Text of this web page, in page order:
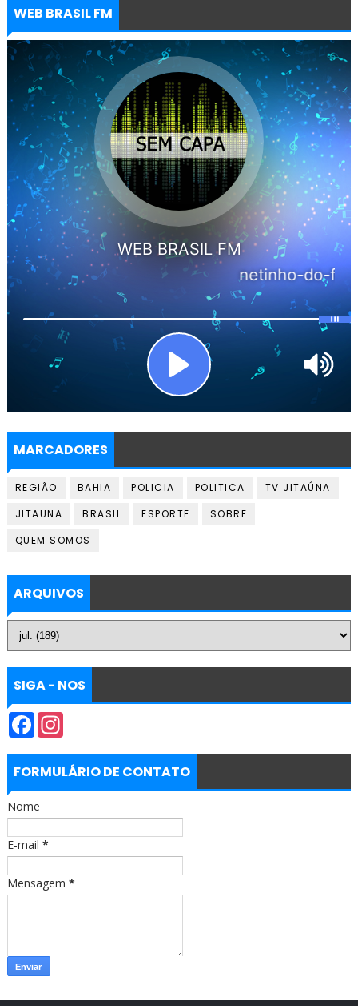
WEB BRASIL FM
MARCADORES
REGIÃO BAHIA POLICIA POLITICA
TV JITAÚNA
JITAUNA
BRASIL ESPORTE
SOBRE
QUEM SOMOS
ARQUIVOS
SIGA - NOS
F
e
b
o
k
I
t
a
r
m
FORMULÁRIO DE CONTATO
Nome
E-mail *
Mensagem *